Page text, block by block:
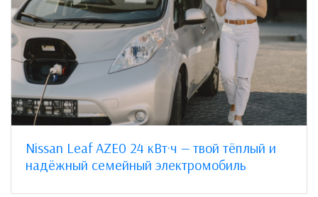
Nissan Leaf AZE0 24 кВт·ч — твой тёплый и
надёжный семейный электромобиль